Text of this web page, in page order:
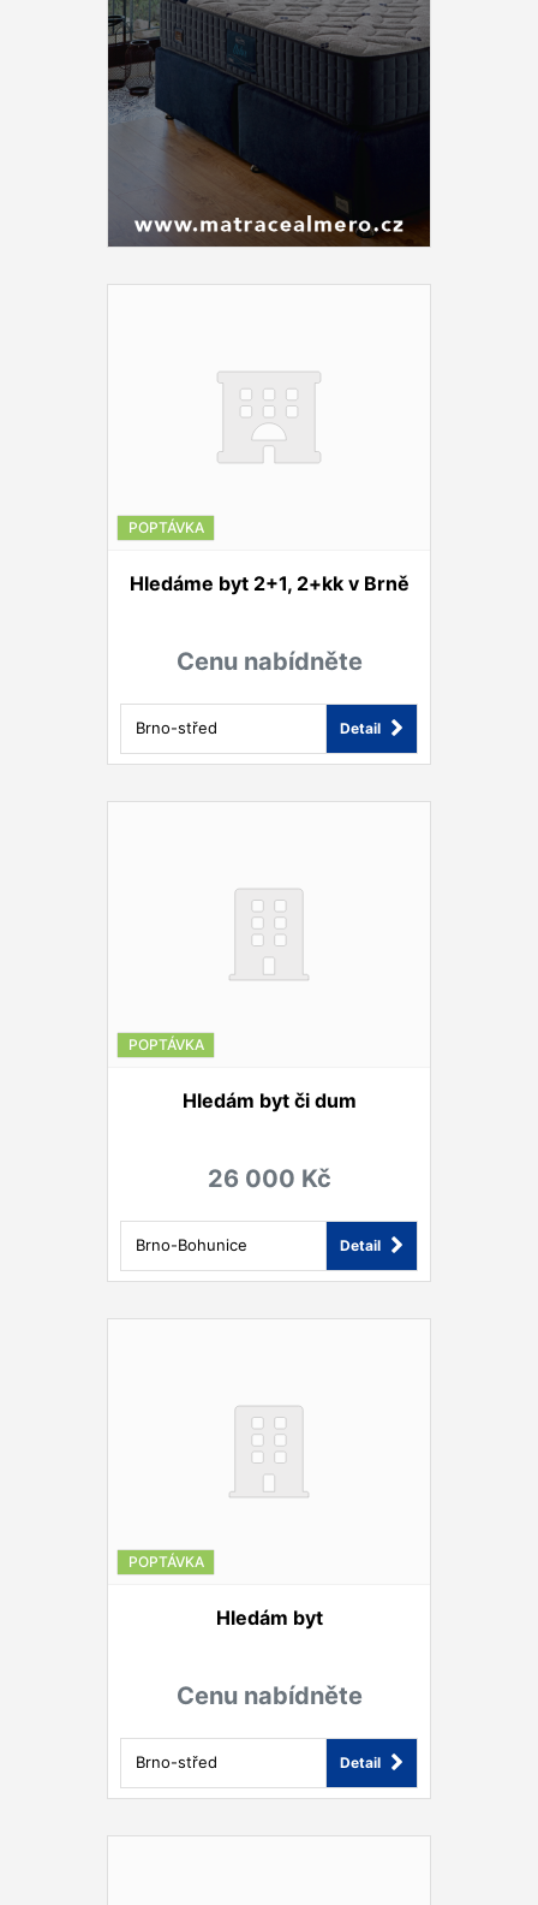
POPTÁVKA
Hledáme byt 2+1, 2+kk v Brně
Cenu nabídněte
Brno-střed Detail
POPTÁVKA
Hledám byt či dum
26 000 Kč
Brno-Bohunice Detail
POPTÁVKA
Hledám byt
Cenu nabídněte
Brno-střed Detail